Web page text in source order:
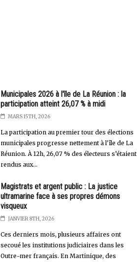
Municipales 2026 à l'île de La Réunion : la
participation atteint 26,07 % à midi
MARS 15TH, 2026
La participation au premier tour des élections
municipales progresse nettement à l'île de La
Réunion. À 12h, 26,07 % des électeurs s’étaient
rendus aux...
Magistrats et argent public : La justice
ultramarine face à ses propres démons
visqueux
JANVIER 8TH, 2026
Ces derniers mois, plusieurs affaires ont
secoué les institutions judiciaires dans les
Outre-mer français. En Martinique, des